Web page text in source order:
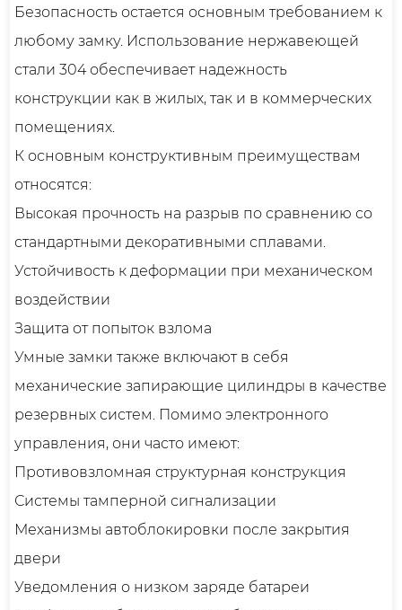
Безопасность остается основным требованием к
любому замку. Использование нержавеющей
стали 304 обеспечивает надежность
конструкции как в жилых, так и в коммерческих
помещениях.
К основным конструктивным преимуществам
относятся:
Высокая прочность на разрыв по сравнению со
стандартными декоративными сплавами.
Устойчивость к деформации при механическом
воздействии
Защита от попыток взлома
Умные замки также включают в себя
механические запирающие цилиндры в качестве
резервных систем. Помимо электронного
управления, они часто имеют:
Противовзломная структурная конструкция
Системы тамперной сигнализации
Механизмы автоблокировки после закрытия
двери
Уведомления о низком заряде батареи